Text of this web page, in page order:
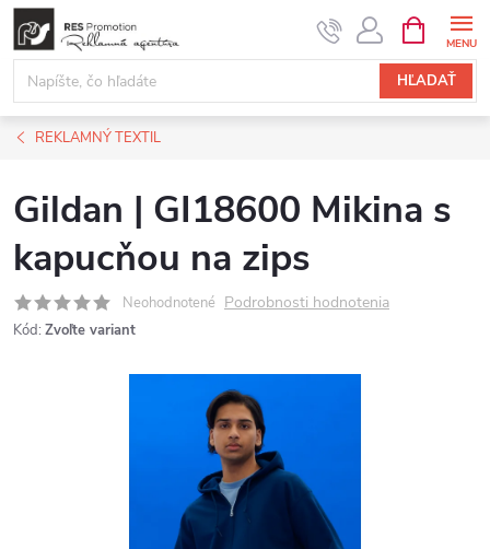
Prejsť
obsah
HĽADAŤ
KOŠÍK
REKLAMNÝ TEXTIL
Gildan | GI18600 Mikina s
kapucňou na zips
Neohodnotené Podrobnosti hodnotenia
Kód: Zvoľte variant